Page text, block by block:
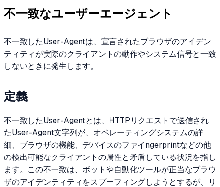
不一致なユーザーエージェント
不一致したUser-Agentは、宣言されたブラウザのアイデン
ティティが実際のクライアントの動作やシステム信号と一致
しないときに発生します。
定義
不一致したUser-Agentとは、HTTPリクエストで送信され
たUser-Agent文字列が、オペレーティングシステムの詳
細、ブラウザの機能、デバイスのファイngerprintなどの他
の検出可能なクライアントの属性と矛盾している状況を指し
ます。この不一致は、ボットや自動化ツールが正当なブラウ
ザのアイデンティティをスプーフィングしようとするが、リ